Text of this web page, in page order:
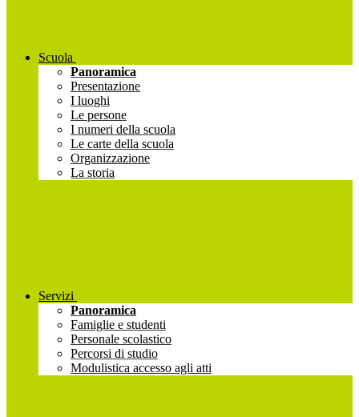
Scuola
Panoramica
Presentazione
I luoghi
Le persone
I numeri della scuola
Le carte della scuola
Organizzazione
La storia
Servizi
Panoramica
Famiglie e studenti
Personale scolastico
Percorsi di studio
Modulistica accesso agli atti